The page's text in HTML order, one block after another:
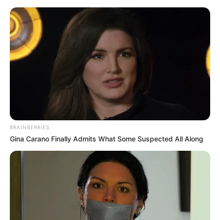
Como Fazer Caixa de Presente: 20
Ideias Fáceis + Passo a Passos
BRAINBERRIES
Gina Carano Finally Admits What Some Suspected All Along